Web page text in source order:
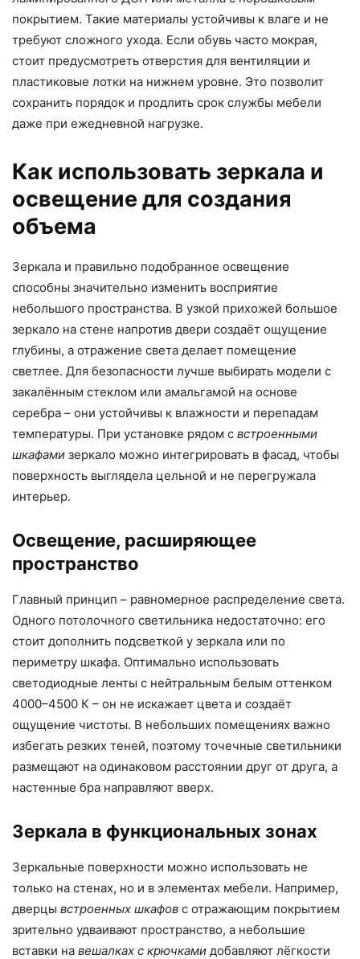
покрытием. Такие материалы устойчивы к влаге и не
требуют сложного ухода. Если обувь часто мокрая,
стоит предусмотреть отверстия для вентиляции и
пластиковые лотки на нижнем уровне. Это позволит
сохранить порядок и продлить срок службы мебели
даже при ежедневной нагрузке.
Как использовать зеркала и
освещение для создания
объема
Зеркала и правильно подобранное освещение
способны значительно изменить восприятие
небольшого пространства. В узкой прихожей большое
зеркало на стене напротив двери создаёт ощущение
глубины, а отражение света делает помещение
светлее. Для безопасности лучше выбирать модели с
закалённым стеклом или амальгамой на основе
серебра – они устойчивы к влажности и перепадам
температуры. При установке рядом с встроенными
шкафами зеркало можно интегрировать в фасад, чтобы
поверхность выглядела цельной и не перегружала
интерьер.
Освещение, расширяющее
пространство
Главный принцип – равномерное распределение света.
Одного потолочного светильника недостаточно: его
стоит дополнить подсветкой у зеркала или по
периметру шкафа. Оптимально использовать
светодиодные ленты с нейтральным белым оттенком
4000–4500 К – он не искажает цвета и создаёт
ощущение чистоты. В небольших помещениях важно
избегать резких теней, поэтому точечные светильники
размещают на одинаковом расстоянии друг от друга, а
настенные бра направляют вверх.
Зеркала в функциональных зонах
Зеркальные поверхности можно использовать не
только на стенах, но и в элементах мебели. Например,
дверцы встроенных шкафов с отражающим покрытием
зрительно удваивают пространство, а небольшие
вставки на вешалках с крючками добавляют лёгкости